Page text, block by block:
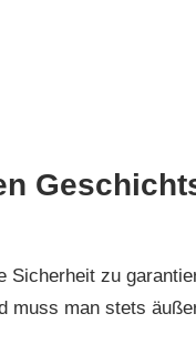
Sicherheit zu
muss man stets